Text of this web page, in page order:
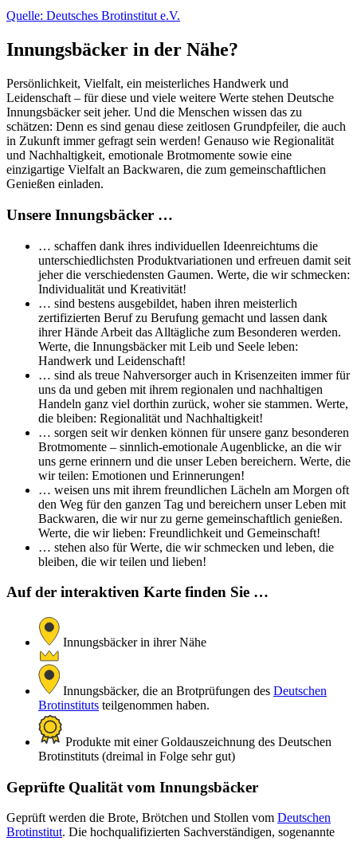
Quelle: Deutsches Brotinstitut e.V.
Innungsbäcker in der Nähe?
Persönlichkeit, Vielfalt, ein meisterliches Handwerk und
Leidenschaft – für diese und viele weitere Werte stehen Deutsche
Innungsbäcker seit jeher. Und die Menschen wissen das zu
schätzen: Denn es sind genau diese zeitlosen Grundpfeiler, die auch
in Zukunft immer gefragt sein werden! Genauso wie Regionalität
und Nachhaltigkeit, emotionale Brotmomente sowie eine
einzigartige Vielfalt an Backwaren, die zum gemeinschaftlichen
Genießen einladen.
Unsere Innungsbäcker …
… schaffen dank ihres individuellen Ideenreichtums die
unterschiedlichsten Produktvariationen und erfreuen damit seit
jeher die verschiedensten Gaumen. Werte, die wir schmecken:
Individualität und Kreativität!
… sind bestens ausgebildet, haben ihren meisterlich
zertifizierten Beruf zu Berufung gemacht und lassen dank
ihrer Hände Arbeit das Alltägliche zum Besonderen werden.
Werte, die Innungsbäcker mit Leib und Seele leben:
Handwerk und Leidenschaft!
… sind als treue Nahversorger auch in Krisenzeiten immer für
uns da und geben mit ihrem regionalen und nachhaltigen
Handeln ganz viel dorthin zurück, woher sie stammen. Werte,
die bleiben: Regionalität und Nachhaltigkeit!
… sorgen seit wir denken können für unsere ganz besonderen
Brotmomente – sinnlich-emotionale Augenblicke, an die wir
uns gerne erinnern und die unser Leben bereichern. Werte, die
wir teilen: Emotionen und Erinnerungen!
… weisen uns mit ihrem freundlichen Lächeln am Morgen oft
den Weg für den ganzen Tag und bereichern unser Leben mit
Backwaren, die wir nur zu gerne gemeinschaftlich genießen.
Werte, die wir lieben: Freundlichkeit und Gemeinschaft!
… stehen also für Werte, die wir schmecken und leben, die
bleiben, die wir teilen und lieben!
Auf der interaktiven Karte finden Sie …
Innungsbäcker in ihrer Nähe
Innungsbäcker, die an Brotprüfungen des Deutschen
Brotinstituts teilgenommen haben.
Produkte mit einer Goldauszeichnung des Deutschen
Brotinstituts (dreimal in Folge sehr gut)
Geprüfte Qualität vom Innungsbäcker
Geprüft werden die Brote, Brötchen und Stollen vom Deutschen
Brotinstitut. Die hochqualifizierten Sachverständigen, sogenannte